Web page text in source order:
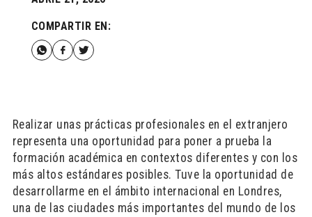
COMPARTIR EN:
Realizar unas prácticas profesionales en el extranjero
representa una oportunidad para poner a prueba la
formación académica en contextos diferentes y con los
más altos estándares posibles. Tuve la oportunidad de
desarrollarme en el ámbito internacional en Londres,
una de las ciudades más importantes del mundo de los